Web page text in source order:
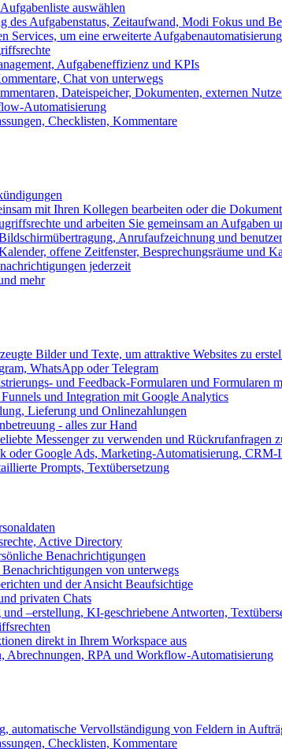
auswählen
des Aufgabenstatus, Zeitaufwand, Modi Fokus und
um eine erweiterte
Aufgabeneffizienz und KPIs
Chat von unterwegs
Dateispeicher, Dokumenten, externen
Automatisierung
Checklisten, Kommentare
mit Ihren Kollegen bearbeiten oder die
und arbeiten Sie gemeinsam an Aufgaben
Anrufaufzeichnung und
offene Zeitfenster, Besprechungsräume und
jederzeit
mehr
Bilder und Texte, um attraktive Websites zu
WhatsApp oder Telegram
und Feedback-Formularen und Formularen
und Integration mit Google Analytics
Lieferung und Onlinezahlungen
- alles zur Hand
Messenger zu verwenden und Rückrufanfragen
oder Google Ads, Marketing-Automatisierung, CRM-
Prompts, Textübersetzung
Active Directory
Benachrichtigungen
von unterwegs
und der Ansicht Beaufsichtige
privaten Chats
–erstellung, KI-geschriebene Antworten,
direkt in Ihrem Workspace aus
Abrechnungen, RPA und Workflow-Automatisierung
automatische Vervollständigung von Feldern in
Checklisten, Kommentare